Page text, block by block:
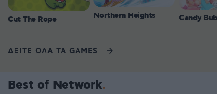
Cut The Rope Northern Heights Candy
ΔΕΙΤΕ ΟΛΑ ΤΑ GAMES
Best of Network